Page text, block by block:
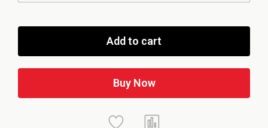
Add to cart
Buy Now